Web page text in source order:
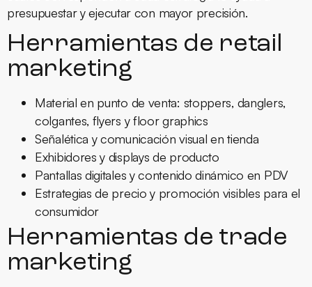
presupuestar y ejecutar con mayor precisión.
Herramientas de retail
marketing
Material en punto de venta: stoppers, danglers,
colgantes, flyers y floor graphics
Señalética y comunicación visual en tienda
Exhibidores y displays de producto
Pantallas digitales y contenido dinámico en PDV
Estrategias de precio y promoción visibles para el
consumidor
Herramientas de trade
marketing